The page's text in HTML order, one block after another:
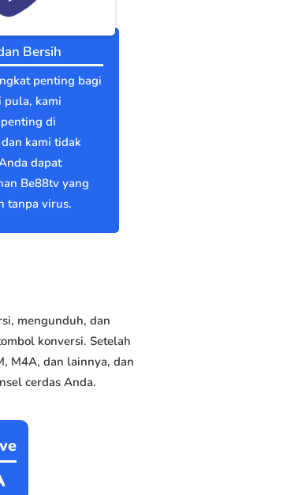
Bersih
penting bagi
pula, kami
di
kami tidak
dapat
Be88tv yang
tanpa virus.
mengunduh, dan
konversi. Setelah
M4A, dan lainnya, dan
cerdas Anda.